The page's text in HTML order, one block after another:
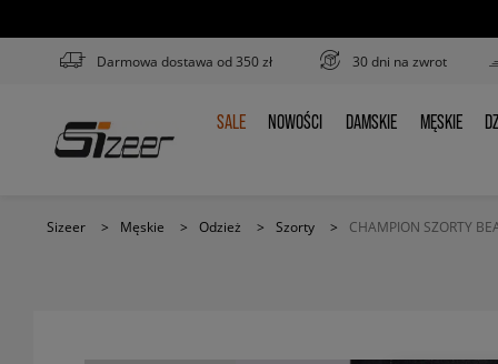
Darmowa dostawa od 350 zł 30 dni na zwrot
SALE
SALE NOWOŚCI
NOWOŚCI DAMSKIE
DAMSKIE MĘSKIE
MĘSKIE
Sizeer > Męskie > Odzież > Szorty > CHAMPION SZORTY